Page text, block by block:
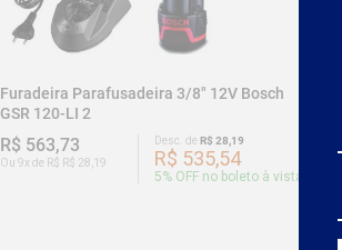
Furadeira Parafusadeira 3/8" 12V Bosch
GSR 120-LI 2
R$ 563,73
Ou 9x de R$ R$ 28,19
Desc. de R$ 28,19
R$ 535,54
5% OFF no boleto à vista